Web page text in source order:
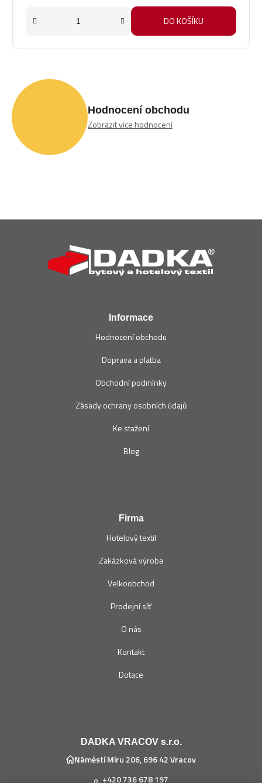
DO KOŠÍKU
Hodnocení obchodu
Zobrazit více hodnocení
Informace
Hodnocení obchodu
Doprava a platba
Obchodní podmínky
Zásady ochrany osobních údajů
Ke stažení
Blog
Firma
Hotelový textil
Zakázková výroba
Velkoobchod
Prodejní síť
O nás
Kontakt
Dotace
DADKA VRACOV s.r.o.
Náměstí Míru 206, 696 42 Vracov
+420 736 678 197